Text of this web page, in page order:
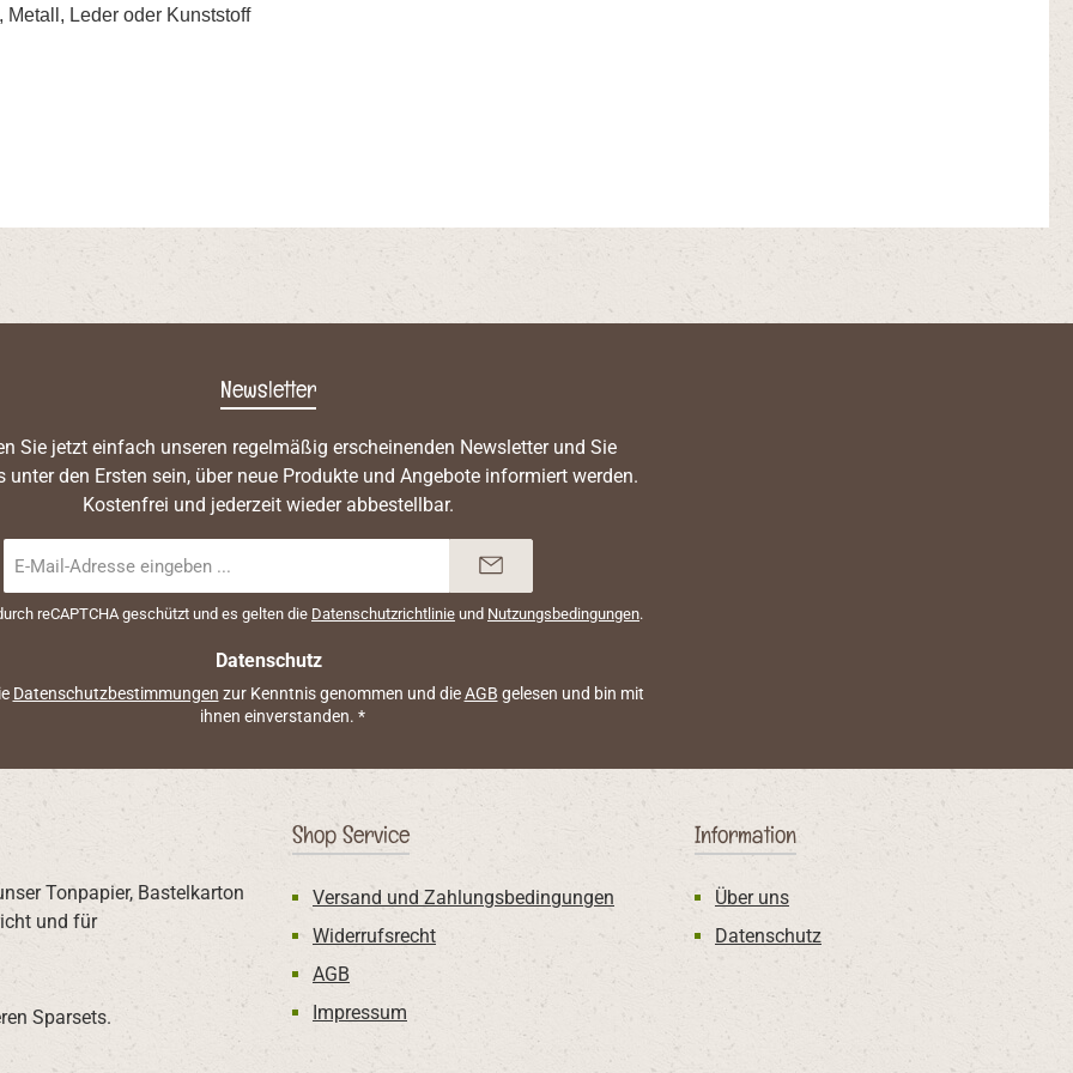
Leder oder Kunststoff
Newsletter
Sie jetzt einfach unseren regelmäßig erscheinenden Newsletter und Sie
unter den Ersten sein, über neue Produkte und Angebote informiert werden.
Kostenfrei und jederzeit wieder abbestellbar.
Mail-
reCAPTCHA geschützt und es gelten die Datenschutzrichtlinie und Nutzungsbedingungen.
Datenschutz
Datenschutzbestimmungen zur Kenntnis genommen und dieAGB gelesen und bin mit
ihnen einverstanden. *
Tonpapier, Bastelkarton
und für
Sparsets.
Shop Service
Versand und Zahlungsbedingungen
Widerrufsrecht
AGB
Impressum
Information
Über uns
Datenschutz